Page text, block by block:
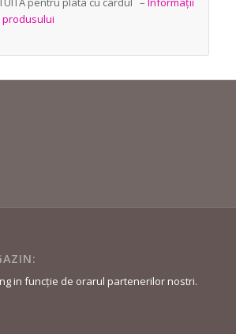
in funcție de orarul partenerilor nostri.